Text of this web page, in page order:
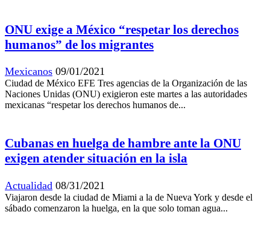
ONU exige a México “respetar los derechos
humanos” de los migrantes
Mexicanos 09/01/2021
Ciudad de México EFE Tres agencias de la Organización de las
Naciones Unidas (ONU) exigieron este martes a las autoridades
mexicanas “respetar los derechos humanos de...
Cubanas en huelga de hambre ante la ONU
exigen atender situación en la isla
Actualidad 08/31/2021
Viajaron desde la ciudad de Miami a la de Nueva York y desde el
sábado comenzaron la huelga, en la que solo toman agua...